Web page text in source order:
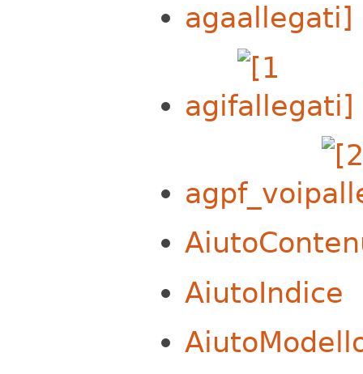
aga
agif
agpf_voip
AiutoIndice